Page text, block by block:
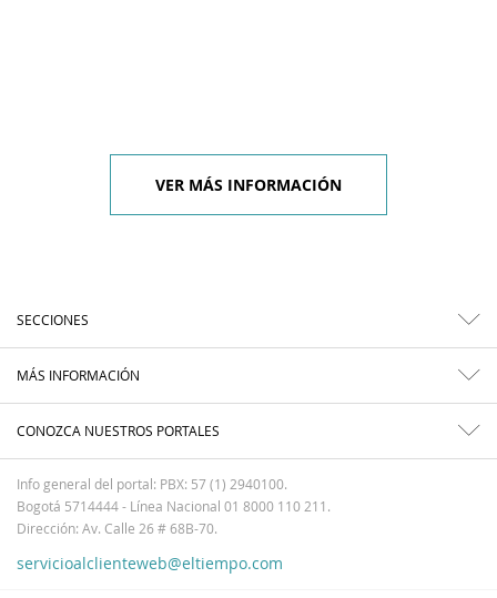
VER MÁS INFORMACIÓN
SECCIONES
MÁS INFORMACIÓN
CONOZCA NUESTROS PORTALES
Info general del portal: PBX: 57 (1) 2940100.
Bogotá 5714444 - Línea Nacional 01 8000 110 211.
Dirección: Av. Calle 26 # 68B-70.
servicioalclienteweb@eltiempo.com